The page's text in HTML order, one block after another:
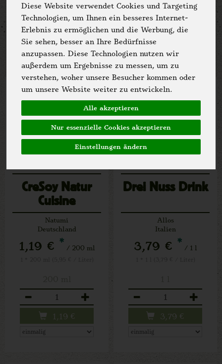
Diese Website verwendet Cookies und Targeting
Technologien, um Ihnen ein besseres Internet-
Erlebnis zu ermöglichen und die Werbung, die
Sie sehen, besser an Ihre Bedürfnisse
anzupassen. Diese Technologien nutzen wir
außerdem um Ergebnisse zu messen, um zu
verstehen, woher unsere Besucher kommen oder
um unsere Website weiter zu entwickeln.
Alle akzeptieren
Nur essenzielle Cookies akzeptieren
Einstellungen ändern
Hersteller Ernährung
Allergene
CreSoy Natur
Cuisine
Natumi
Deutschland
1,19 € * / 200 ml
1,19 €
Drei Nuss Drink
Allos
Italien
3,79 € * / 1 l
3,79 €